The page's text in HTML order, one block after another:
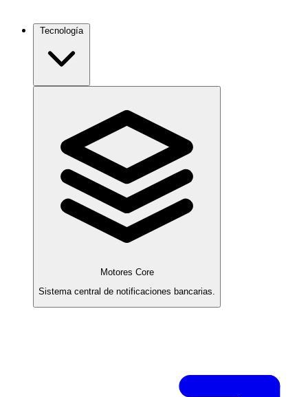
Tecnología
Motores Core
Sistema central de notificaciones bancarias.